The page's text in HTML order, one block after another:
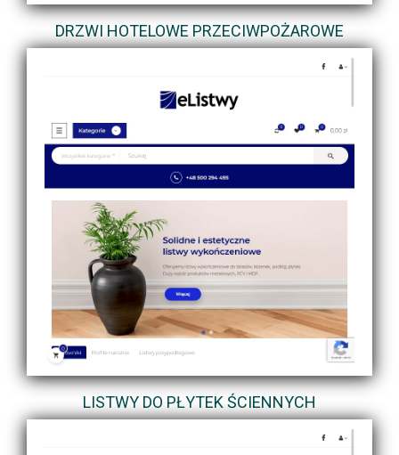
DRZWI HOTELOWE PRZECIWPOŻAROWE
LISTWY DO PŁYTEK ŚCIENNYCH